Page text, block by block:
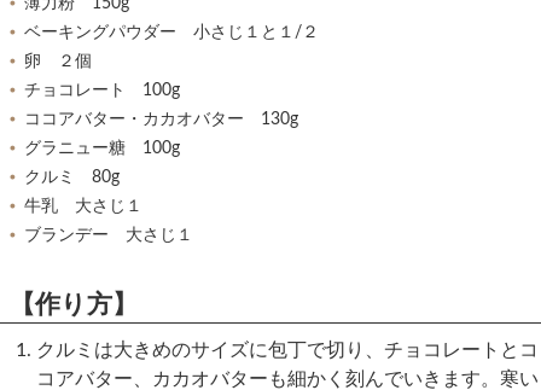
薄力粉 150g
ベーキングパウダー 小さじ１と１/２
卵 ２個
チョコレート 100g
ココアバター・カカオバター 130g
グラニュー糖 100g
クルミ 80g
牛乳 大さじ１
ブランデー 大さじ１
【作り方】
クルミは大きめのサイズに包丁で切り、チョコレートとコ
コアバター、カカオバターも細かく刻んでいきます。寒い